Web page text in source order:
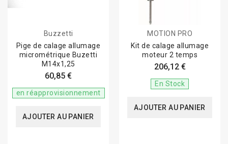
Buzzetti
Pige de calage allumage
micrométrique Buzetti
M14x1,25
60,85 €
en réapprovisionnement
AJOUTER AU PANIER
MOTION PRO
Kit de calage allumage
moteur 2 temps
206,12 €
En Stock
AJOUTER AU PANIER